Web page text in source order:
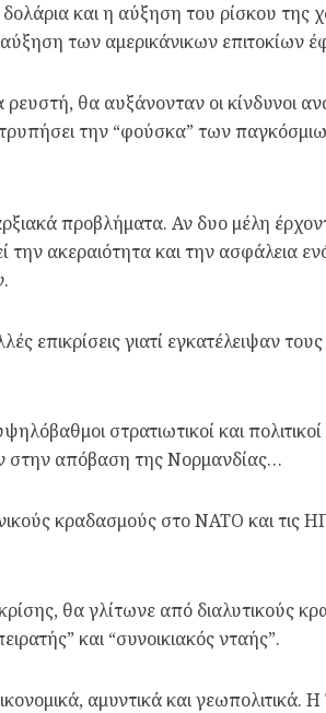
δολάρια και η αύξηση του ρίσκου
των αμερικάνικων επιτοκίων
θα αυξάνονταν οι κίνδυνοι
την “φούσκα” των
προβλήματα. Αν δυο μέλη
την ακεραιότητα και την ασφάλεια
επικρίσεις γιατί εγκατέλειψαν
στρατιωτικοί και
στην απόβαση της Νορμανδίας…
κραδασμούς στο ΝΑΤΟ και
θα γλίτωνε από διαλυτικούς
και “συνοικιακός νταής”.
αμυντικά και γεωπολιτικά.